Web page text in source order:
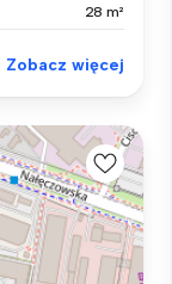
28 m²
Zobacz więcej